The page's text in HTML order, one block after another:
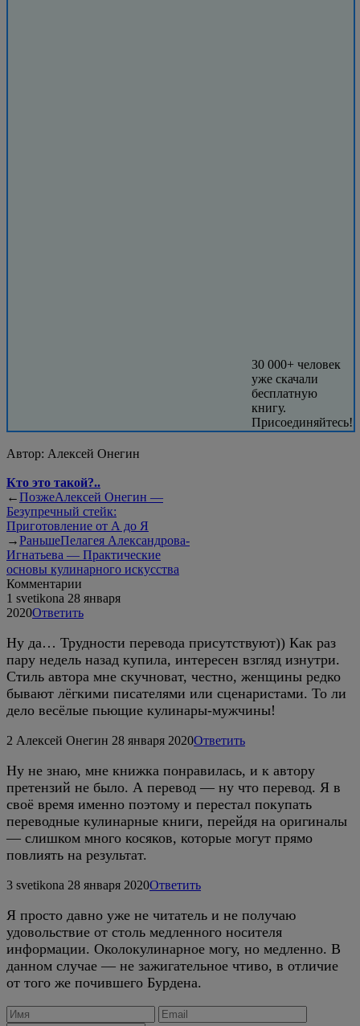
30 000+ человек
уже скачали
бесплатную
книгу.
Присоединяйтесь!
Автор: Алексей Онегин
Кто это такой?..
←ПозжеАлексей Онегин —
Безупречный стейк:
Приготовление от А до Я
→РаньшеПелагея Александрова-
Игнатьева — Практические
основы кулинарного искусства
Комментарии
1 svetikona 28 января
2020Ответить
Ну да… Трудности перевода присутствуют)) Как раз
пару недель назад купила, интересен взгляд изнутри.
Стиль автора мне скучноват, честно, женщины редко
бывают лёгкими писателями или сценаристами. То ли
дело весёлые пьющие кулинары-мужчины!
2 Алексей Онегин 28 января 2020Ответить
Ну не знаю, мне книжка понравилась, и к автору
претензий не было. А перевод — ну что перевод. Я в
своё время именно поэтому и перестал покупать
переводные кулинарные книги, перейдя на оригиналы
— слишком много косяков, которые могут прямо
повлиять на результат.
3 svetikona 28 января 2020Ответить
Я просто давно уже не читатель и не получаю
удовольствие от столь медленного носителя
информации. Околокулинарное могу, но медленно. В
данном случае — не зажигательное чтиво, в отличие
от того же почившего Бурдена.